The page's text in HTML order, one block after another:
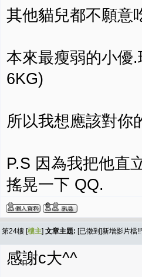
其他貓兒都不願意
本來最瘦弱的小優
6KG)
所以我想應該對你
P.S 因為我把他直
搖晃一下 QQ.
第24樓 [樓主] 文章主題: [已徵到]新增影片檔
感謝c大^^